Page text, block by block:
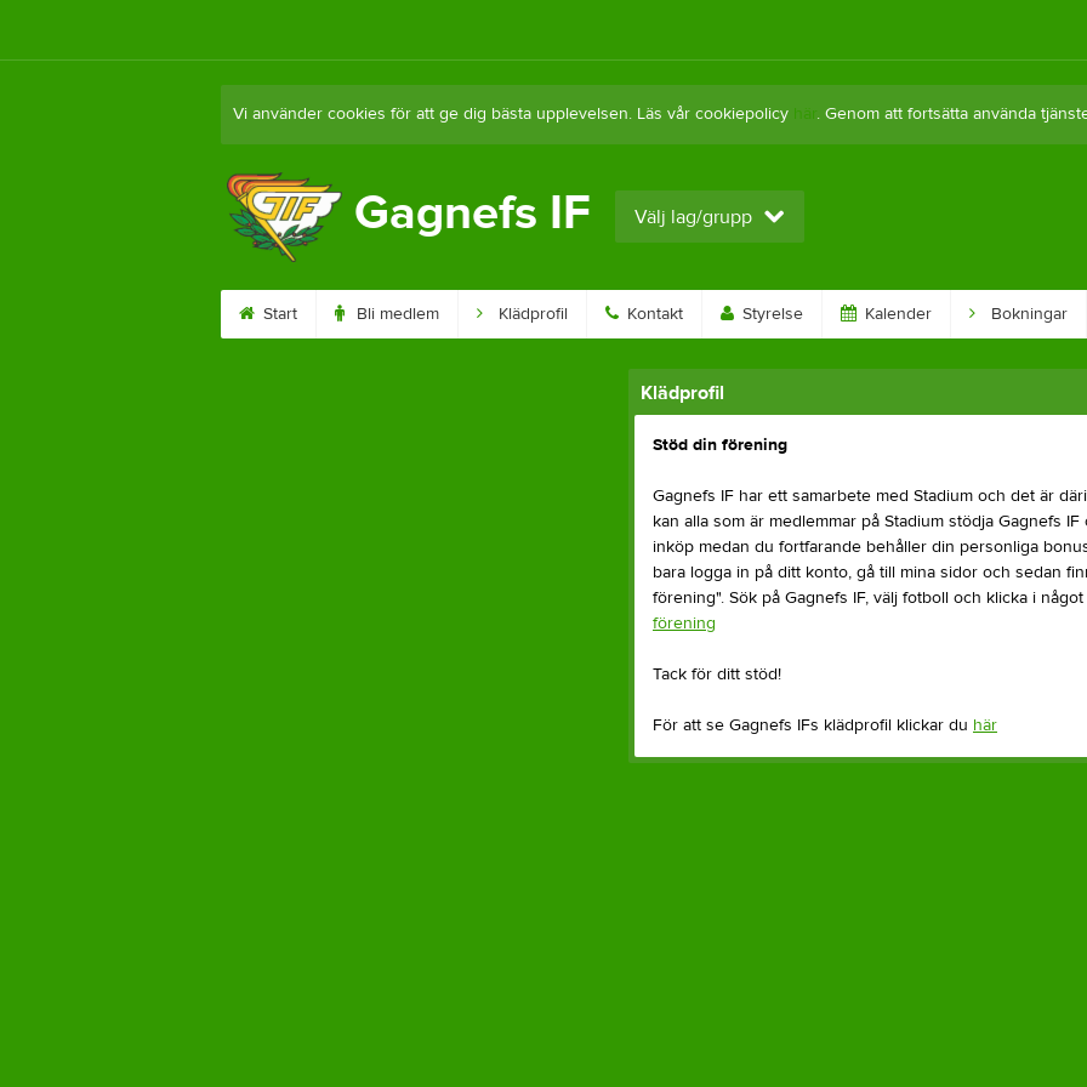
Vi använder cookies för att ge dig bästa upplevelsen. Läs vår cookiepolicy här. Genom att fortsätta använda
Gagnefs IF Välj lag/grupp
Start Bli medlem Klädprofil Kontakt Styrelse Kalender Bokningar
Klädprofil
Stöd din förening
Gagnefs IF har ett samarbete med Stadium och det är
kan alla som är medlemmar på Stadium stödja Gagnefs
inköp medan du fortfarande behåller din personliga
bara logga in på ditt konto, gå till mina sidor och sedan
förening". Sök på Gagnefs IF, välj fotboll och klicka i
förening
Tack för ditt stöd!
För att se Gagnefs IFs klädprofil klickar du här